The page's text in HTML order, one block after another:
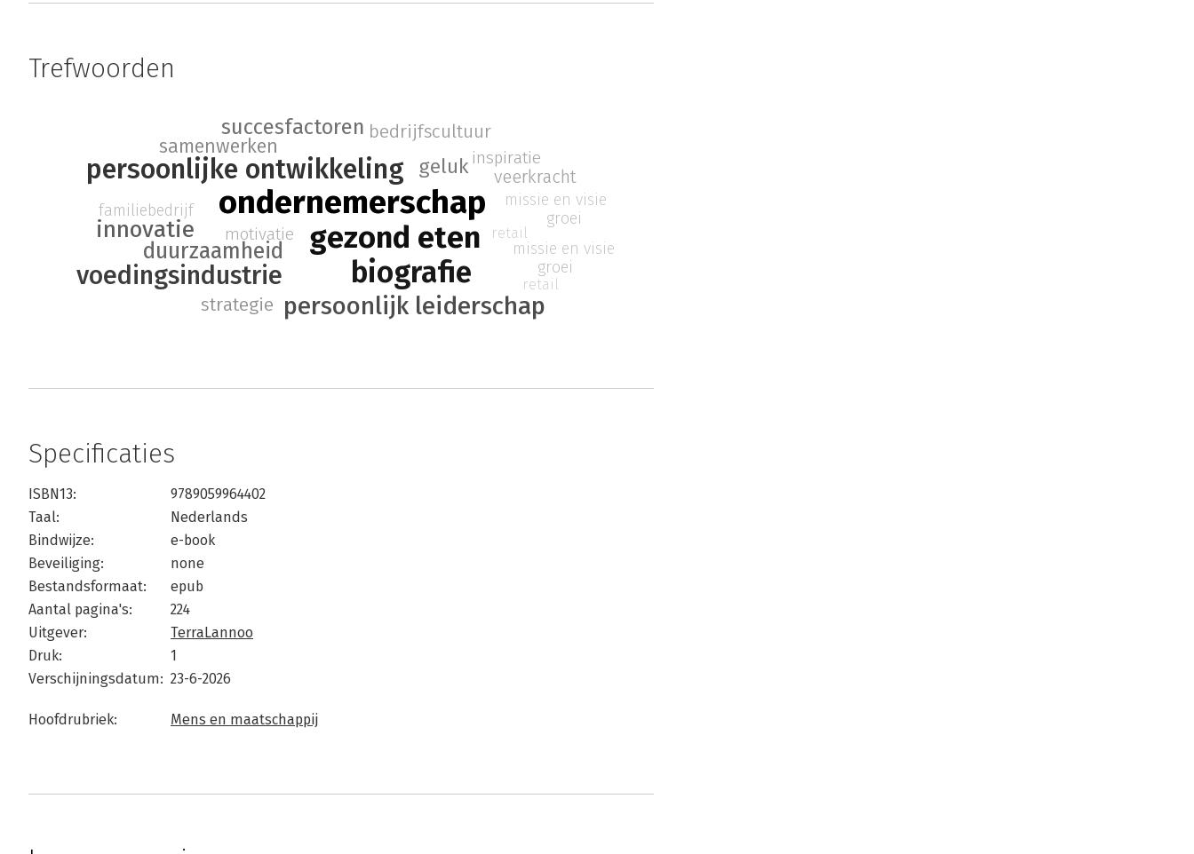
Trefwoorden
ondernemerschap
gezond eten
biografie
persoonlijke ontwikkeling
persoonlijk leiderschap
voedingsindustrie
duurzaamheid
innovatie
samenwerken
succesfactoren
geluk
strategie
bedrijfscultuur
familiebedrijf
inspiratie
veerkracht
motivatie
missie en visie
groei
retail
missie en visie
groei
retail
Specificaties
ISBN13:
9789059964402
Taal:
Nederlands
Bindwijze:
e-book
Beveiliging:
none
Bestandsformaat:
epub
Aantal pagina's:
224
Uitgever:
TerraLannoo
Druk:
1
Verschijningsdatum: 23-6-2026
Hoofdrubriek: Mens en maatschappij